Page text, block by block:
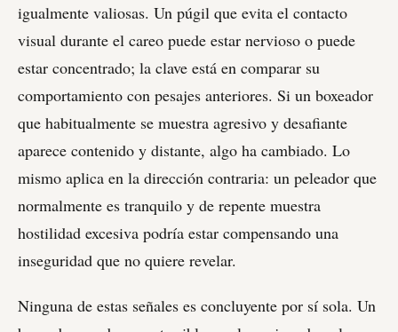
igualmente valiosas. Un púgil que evita el contacto
visual durante el careo puede estar nervioso o puede
estar concentrado; la clave está en comparar su
comportamiento con pesajes anteriores. Si un boxeador
que habitualmente se muestra agresivo y desafiante
aparece contenido y distante, algo ha cambiado. Lo
mismo aplica en la dirección contraria: un peleador que
normalmente es tranquilo y de repente muestra
hostilidad excesiva podría estar compensando una
inseguridad que no quiere revelar.
Ninguna de estas señales es concluyente por sí sola. Un